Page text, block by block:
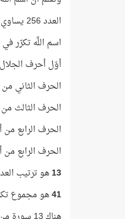
العدد 256 يساوي 16 × 16
اسم اللَّه تكرّر في القرآن 2704
أوّل أحرف الجلال
الحرف الثاني من
الحرف الثالث من
الحرف الرابع
الحرف الرابع من
13هو ترتيب
41هو مجموع